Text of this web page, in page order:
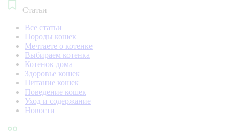
Статьи
Все статьи
Породы кошек
Мечтаете о котенке
Выбираем котенка
Котенок дома
Здоровье кошек
Питание кошек
Поведение кошек
Уход и содержание
Новости